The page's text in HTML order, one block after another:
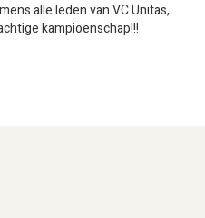
alle leden van VC Unitas,
kampioenschap!!!